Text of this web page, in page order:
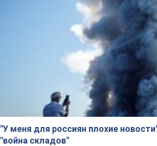
"У меня для россиян плохие
"война складов"